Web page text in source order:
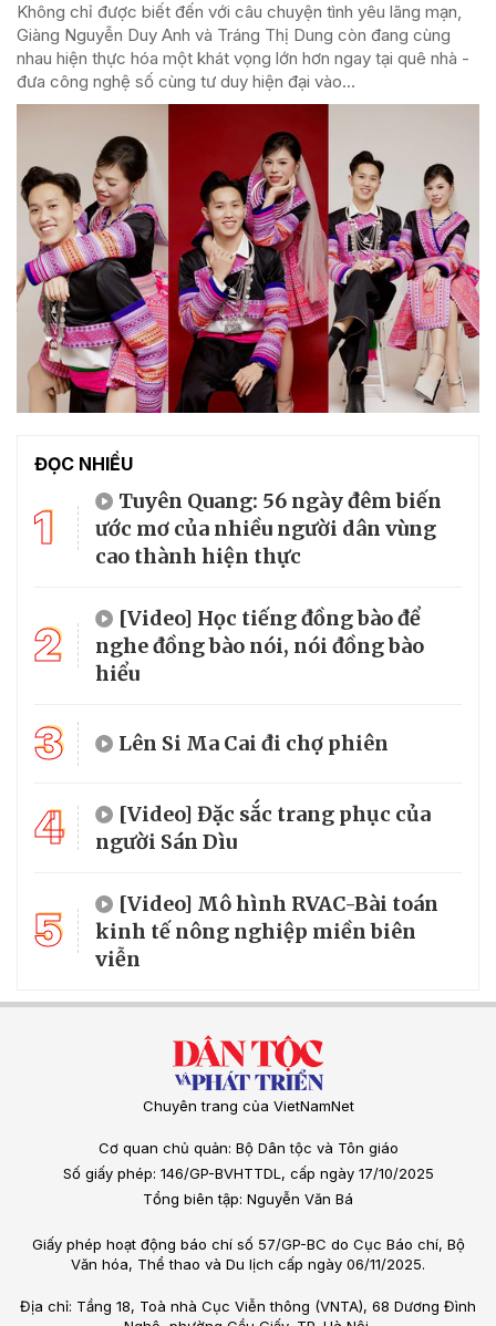
Không chỉ được biết đến với câu chuyện tình yêu lãng mạn,
Giàng Nguyễn Duy Anh và Tráng Thị Dung còn đang cùng
nhau hiện thực hóa một khát vọng lớn hơn ngay tại quê nhà -
đưa công nghệ số cùng tư duy hiện đại vào...
ĐỌC NHIỀU
1
Tuyên Quang: 56 ngày đêm biến
ước mơ của nhiều người dân vùng
cao thành hiện thực
2
[Video] Học tiếng đồng bào để
nghe đồng bào nói, nói đồng bào
hiểu
3 Lên Si Ma Cai đi chợ phiên
4
[Video] Đặc sắc trang phục của
người Sán Dìu
5
[Video] Mô hình RVAC-Bài toán
kinh tế nông nghiệp miền biên
viễn
Chuyên trang của VietNamNet
Cơ quan chủ quản: Bộ Dân tộc và Tôn giáo
Số giấy phép: 146/GP-BVHTTDL, cấp ngày 17/10/2025
Tổng biên tập: Nguyễn Văn Bá
Giấy phép hoạt động báo chí số 57/GP-BC do Cục Báo chí, Bộ
Văn hóa, Thể thao và Du lịch cấp ngày 06/11/2025.
Địa chỉ: Tầng 18, Toà nhà Cục Viễn thông (VNTA), 68 Dương Đình